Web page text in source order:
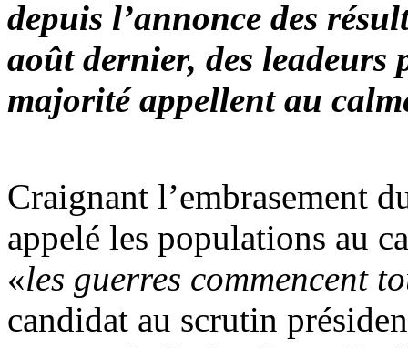
depuis l’annonce des
août dernier, des leadeurs
majorité appellent au
Craignant l’embrasement
appelé les populations au
«les guerres commencent
candidat au scrutin